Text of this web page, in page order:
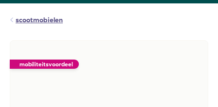
scootmobielen
mobiliteitsvoordeel